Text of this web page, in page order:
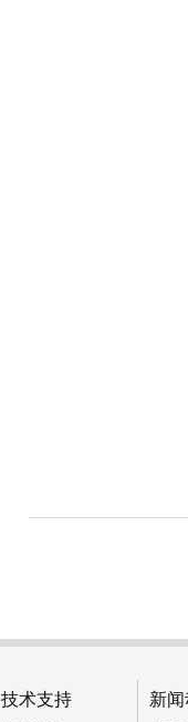
技术支持 新